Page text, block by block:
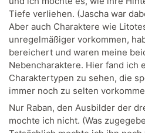
Tiefe verliehen. (Jascha war
Aber auch Charaktere wie
unregelmäßiger vorkommen,
bereichert und waren meine
Nebencharaktere. Hier fand ich
Charaktertypen zu sehen, die
immer noch zu selten
Nur Raban, den Ausbilder der
mochte ich nicht. (Was